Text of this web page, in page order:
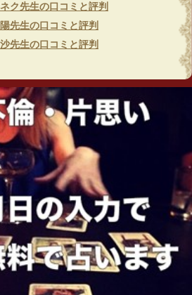
ク先生の口コミと評判
先生の口コミと評判
先生の口コミと評判